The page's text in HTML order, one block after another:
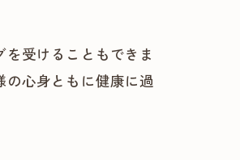
受けることもできま
心身ともに健康に過